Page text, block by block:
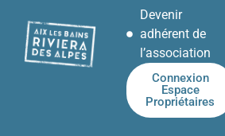
Devenir
adhérent de
l’association
Connexion
Espace
Propriétaires